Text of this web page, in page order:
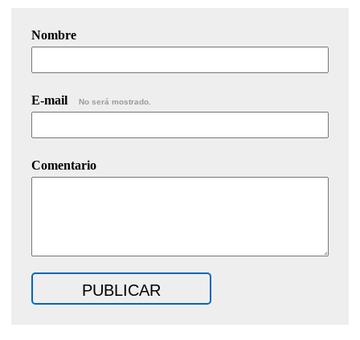
Nombre
E-mail No será mostrado.
Comentario